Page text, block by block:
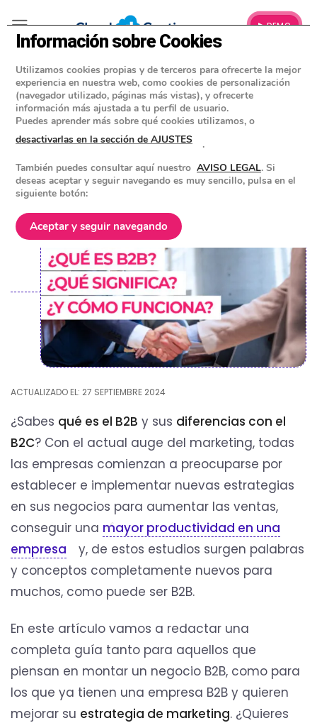
▶ DEMO
BLOG»CONSEJOS Y HERRAMIENTAS PARA EMPRESAS
¿Qué es B2B y qué significa? ¿Cómo
funciona?
POSTED ON9 MARZO 2022 BYEQUIPO DE CLOUD GESTION
ACTUALIZADO EL: 27 SEPTIEMBRE 2024
¿Sabes qué es el B2B y sus diferencias con el
B2C? Con el actual auge del marketing, todas
las empresas comienzan a preocuparse por
establecer e implementar nuevas estrategias
en sus negocios para aumentar las ventas,
conseguir una mayor productividad en una
empresa
y, de estos estudios surgen palabras
y conceptos completamente nuevos para
muchos, como puede ser B2B.
En este artículo vamos a redactar una
completa guía tanto para aquellos que
piensan en montar un negocio B2B, como para
los que ya tienen una empresa B2B y quieren
mejorar su estrategia de marketing. ¿Quieres
Información sobre Cookies
Utilizamos cookies propias y de terceros para ofrecerte la mejor
experiencia en nuestra web, como cookies de personalización
(navegador utilizado, páginas más vistas), y ofrecerte
información más ajustada a tu perfil de usuario.
Puedes aprender más sobre qué cookies utilizamos, o
desactivarlas en la sección de AJUSTES
.
También puedes consultar aquí nuestro AVISO LEGAL. Si
deseas aceptar y seguir navegando es muy sencillo, pulsa en el
siguiente botón:
Aceptar y seguir navegando